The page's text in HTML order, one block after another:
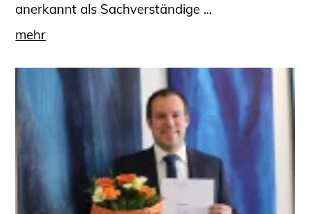
anerkannt als Sachverständige ...
mehr